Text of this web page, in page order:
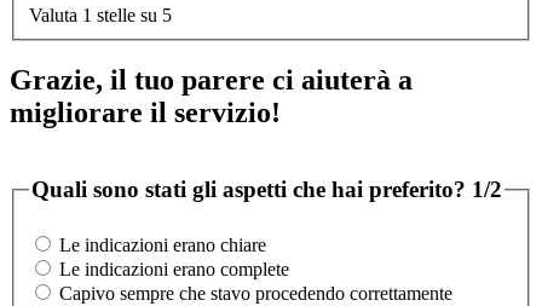
Valuta 1 stelle su 5
Grazie, il tuo parere ci aiuterà a
migliorare il servizio!
Quali sono stati gli aspetti che hai preferito? 1/2
Le indicazioni erano chiare
Le indicazioni erano complete
Capivo sempre che stavo procedendo correttamente